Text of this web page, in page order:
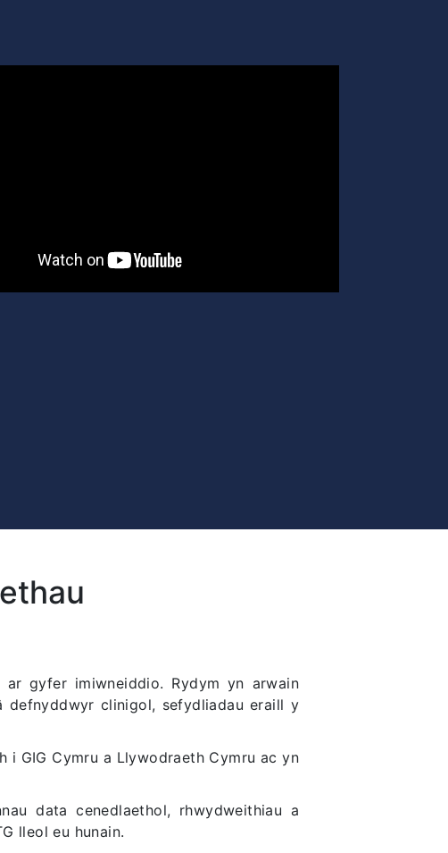
ar gyfer imiwneiddio. Rydym yn arwain
defnyddwyr clinigol, sefydliadau eraill y
i GIG Cymru a Llywodraeth Cymru ac yn
data cenedlaethol, rhwydweithiau a
lleol eu hunain.